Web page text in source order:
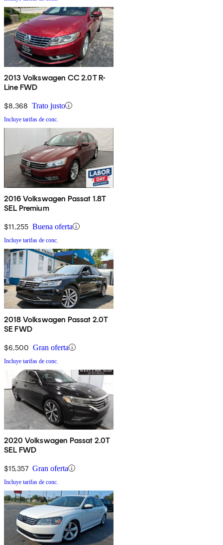
2013 Volkswagen CC 2.0T R-
Line FWD
$8,368 Trato justo
Incluye tarifas de conc.
2016 Volkswagen Passat 1.8T
SEL Premium
$11,255 Buena oferta
Incluye tarifas de conc.
2018 Volkswagen Passat 2.0T
SE FWD
$6,500 Gran oferta
Incluye tarifas de conc.
2020 Volkswagen Passat 2.0T
SEL FWD
$15,357 Gran oferta
Incluye tarifas de conc.